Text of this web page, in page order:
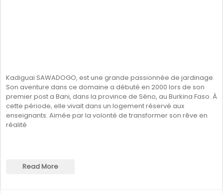
Kadiguai SAWADOGO, est une grande passionnée de jardinage.
Son aventure dans ce domaine a débuté en 2000 lors de son
premier post a Bani, dans la province de Séno, au Burkina Faso. À
cette période, elle vivait dans un logement réservé aux
enseignants. Aimée par la volonté de transformer son rêve en
réalité
Read More